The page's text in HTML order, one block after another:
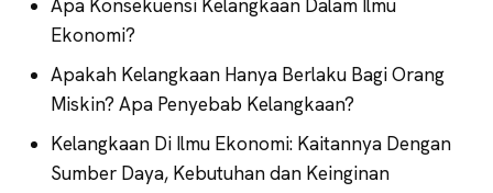
Apa Konsekuensi Kelangkaan Dalam Ilmu
Ekonomi?
Apakah Kelangkaan Hanya Berlaku Bagi Orang
Miskin? Apa Penyebab Kelangkaan?
Kelangkaan Di Ilmu Ekonomi: Kaitannya Dengan
Sumber Daya, Kebutuhan dan Keinginan